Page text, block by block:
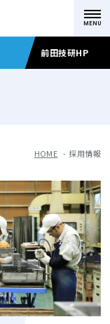
前田技研HP
HOME 採用情報